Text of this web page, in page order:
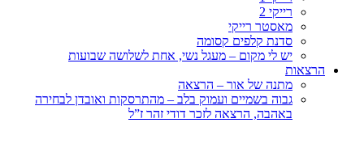
רייקי 2
מאסטר רייקי
סדנת קלפים קסומה
יש לי מקום – מעגל נשי, אחת לשלושה שבועות
הרצאות
מתנה של אור – הרצאה
גבוה בשמיים ועמוק בלב – מהתרסקות ואובדן לבחירה
באהבה, הרצאה לזכר דודי זהר ז”ל